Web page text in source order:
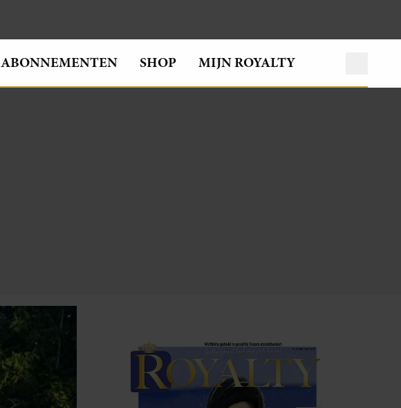
ABONNEMENTEN SHOP MIJN ROYALTY